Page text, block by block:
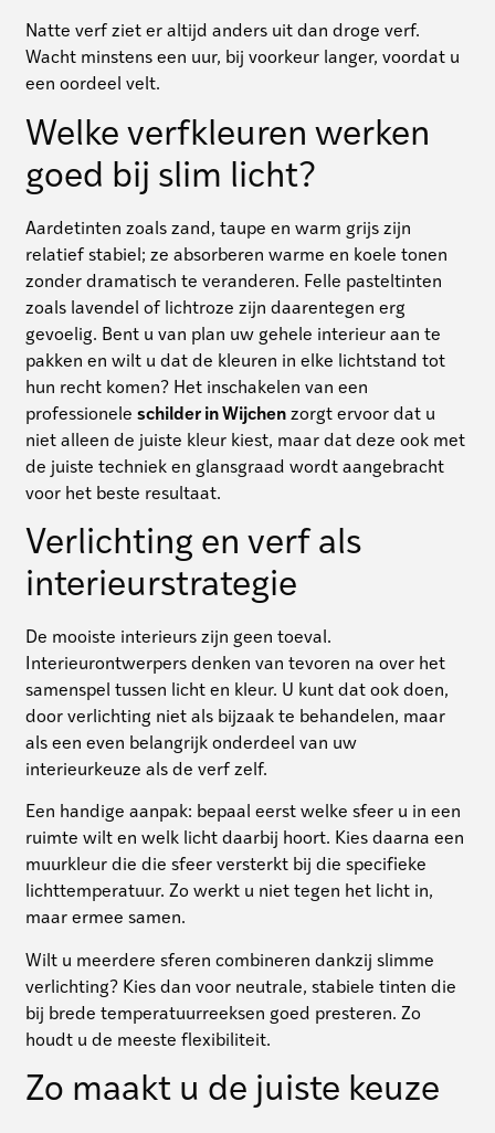
Natte verf ziet er altijd anders uit dan droge verf.
Wacht minstens een uur, bij voorkeur langer, voordat u
een oordeel velt.
Welke verfkleuren werken
goed bij slim licht?
Aardetinten zoals zand, taupe en warm grijs zijn
relatief stabiel; ze absorberen warme en koele tonen
zonder dramatisch te veranderen. Felle pasteltinten
zoals lavendel of lichtroze zijn daarentegen erg
gevoelig. Bent u van plan uw gehele interieur aan te
pakken en wilt u dat de kleuren in elke lichtstand tot
hun recht komen? Het inschakelen van een
professioneleschilder in Wijchen zorgt ervoor dat u
niet alleen de juiste kleur kiest, maar dat deze ook met
de juiste techniek en glansgraad wordt aangebracht
voor het beste resultaat.
Verlichting en verf als
interieurstrategie
De mooiste interieurs zijn geen toeval.
Interieurontwerpers denken van tevoren na over het
samenspel tussen licht en kleur. U kunt dat ook doen,
door verlichting niet als bijzaak te behandelen, maar
als een even belangrijk onderdeel van uw
interieurkeuze als de verf zelf.
Een handige aanpak: bepaal eerst welke sfeer u in een
ruimte wilt en welk licht daarbij hoort. Kies daarna een
muurkleur die die sfeer versterkt bij die specifieke
lichttemperatuur. Zo werkt u niet tegen het licht in,
maar ermee samen.
Wilt u meerdere sferen combineren dankzij slimme
verlichting? Kies dan voor neutrale, stabiele tinten die
bij brede temperatuurreeksen goed presteren. Zo
houdt u de meeste flexibiliteit.
Zo maakt u de juiste keuze